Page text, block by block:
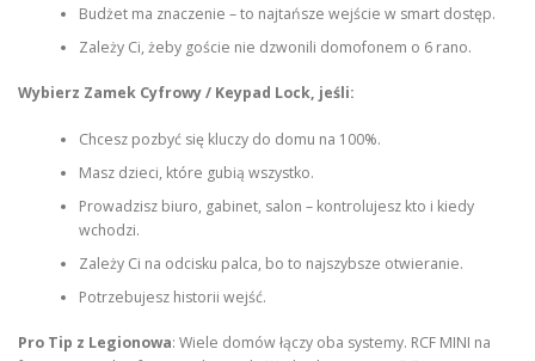
Budżet ma znaczenie – to najtańsze wejście w smart dostęp.
Zależy Ci, żeby goście nie dzwonili domofonem o 6 rano.
Wybierz Zamek Cyfrowy / Keypad Lock, jeśli:
Chcesz pozbyć się kluczy do domu na 100%.
Masz dzieci, które gubią wszystko.
Prowadzisz biuro, gabinet, salon – kontrolujesz kto i kiedy
wchodzi.
Zależy Ci na odcisku palca, bo to najszybsze otwieranie.
Potrzebujesz historii wejść.
Pro Tip z Legionowa: Wiele domów łączy oba systemy. RCF MINI na